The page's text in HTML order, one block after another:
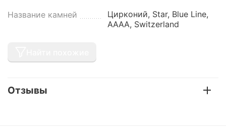
Название камней
Цирконий, Star, Blue Line,
AAAA, Switzerland
Отзывы